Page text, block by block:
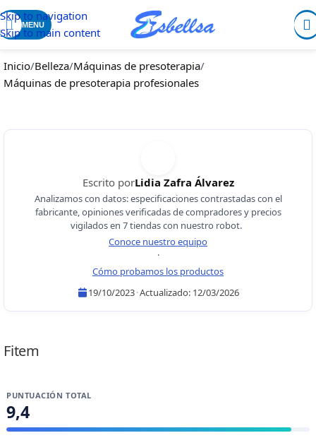
Skip to navigation
Skip to main content
MENU
Inicio/Belleza/Máquinas de presoterapia/
Máquinas de presoterapia profesionales
Escrito porLidia Zafra Álvarez
Analizamos con datos: especificaciones contrastadas con el
fabricante, opiniones verificadas de compradores y precios
vigilados en 7 tiendas con nuestro robot.
Conoce nuestro equipo
·
Cómo probamos los productos
19/10/2023·Actualizado: 12/03/2026
Fitem
PUNTUACIÓN TOTAL
9,4